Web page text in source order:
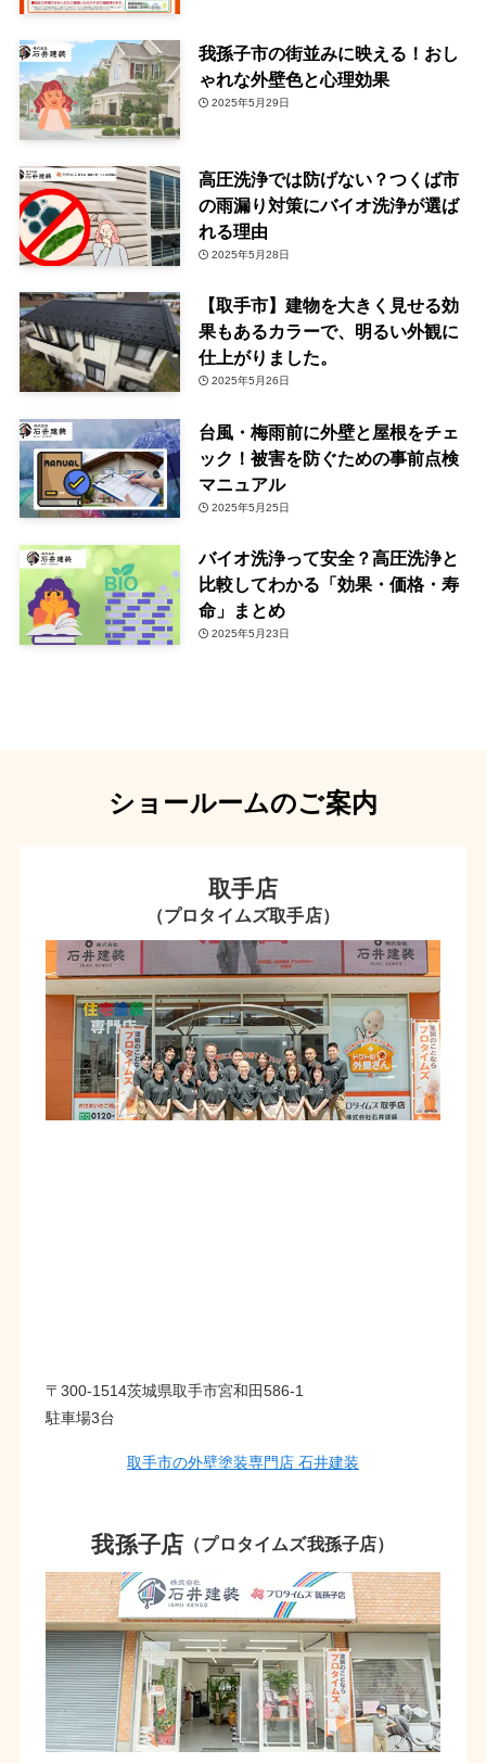
我孫子市の街並みに映える！おし
ゃれな外壁色と心理効果
2025年5月29日
高圧洗浄では防げない？つくば市
の雨漏り対策にバイオ洗浄が選ば
れる理由
2025年5月28日
【取手市】建物を大きく見せる効
果もあるカラーで、明るい外観に
仕上がりました。
2025年5月26日
台風・梅雨前に外壁と屋根をチェ
ック！被害を防ぐための事前点検
マニュアル
2025年5月25日
バイオ洗浄って安全？高圧洗浄と
比較してわかる「効果・価格・寿
命」まとめ
2025年5月23日
ショールームのご案内
取手店
（プロタイムズ取手店）
〒300-1514茨城県取手市宮和田586-1
駐車場3台
取手市の外壁塗装専門店 石井建装
我孫子店 （プロタイムズ我孫子店）